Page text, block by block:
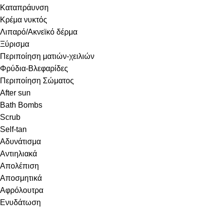
Καταπράυνση
Κρέμα νυκτός
Λιπαρό/Ακνεϊκό δέρμα
Ξύρισμα
Περιποίηση ματιών-χειλιών
Φρύδια-Βλεφαρίδες
Περιποίηση Σώματος
After sun
Bath Bombs
Scrub
Self-tan
Αδυνάτισμα
Αντιηλιακά
Απολέπιση
Αποσμητικά
Αφρόλουτρα
Ενυδάτωση